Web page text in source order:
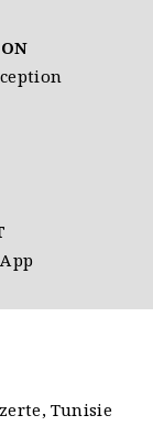
Tunisie